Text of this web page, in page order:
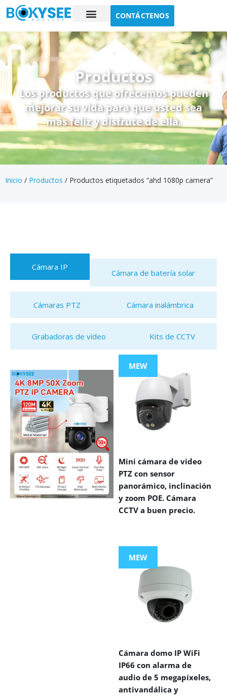
CONTÁCTENOS
Productos
Los productos que ofrecemos pueden
mejorar su vida para que usted sea
más feliz y disfrute de ella.
Inicio / Productos / Productos etiquetados “ahd 1080p camera”
Cámara IP
Cámara de batería solar
Cámaras PTZ Cámara inalámbrica
Grabadoras de vídeo Kits de CCTV
MEW
Mini cámara de video
PTZ con sensor
panorámico, inclinación
y zoom POE. Cámara
CCTV a buen precio.
MEW
Cámara domo IP WiFi
IP66 con alarma de
audio de 5 megapíxeles,
antivandálica y